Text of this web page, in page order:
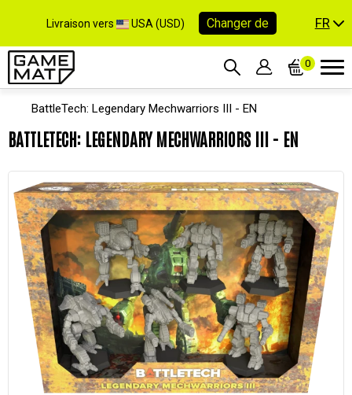
Livraison vers USA (USD) Changer de FR
0
BattleTech: Legendary Mechwarriors III - EN
BATTLETECH: LEGENDARY MECHWARRIORS III - EN